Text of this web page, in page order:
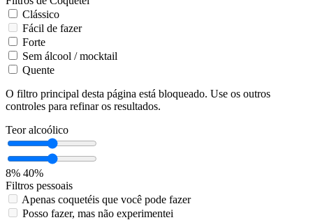
Clássico
Fácil de fazer
Forte
Sem álcool / mocktail
Quente
O filtro principal desta página está bloqueado. Use os outros
controles para refinar os resultados.
Teor alcoólico
8% 40%
Filtros pessoais
Apenas coquetéis que você pode fazer
Posso fazer, mas não experimentei